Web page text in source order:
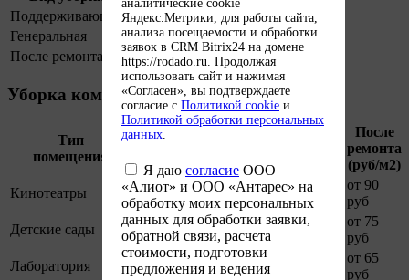
аналитические cookie
Яндекс.Метрики, для работы сайта,
анализа посещаемости и обработки
заявок в CRM Bitrix24 на домене
https://rodado.ru. Продолжая
использовать сайт и нажимая
«Согласен», вы подтверждаете
согласие с Политикой cookie и
Политикой обработки персональных
данных.
Я даю согласие ООО
«Алиот» и ООО «Антарес» на
обработку моих персональных
данных для обработки заявки,
обратной связи, расчета
стоимости, подготовки
предложения и ведения
Поддерживающая от 40 руб
Генеральная
от 40 руб
После ремонта
от 40 руб
Уборка коммерческих помещений
Тип
помещения
Поддерживающая
После
ремонта
(руб/м2)
Кинотеатры
от 60 руб от 70 руб
от 90
руб
Детские сады
от 55 руб от 65 руб
от 75
руб
Лаборатория
от 45 руб от 55 руб
от 65
руб